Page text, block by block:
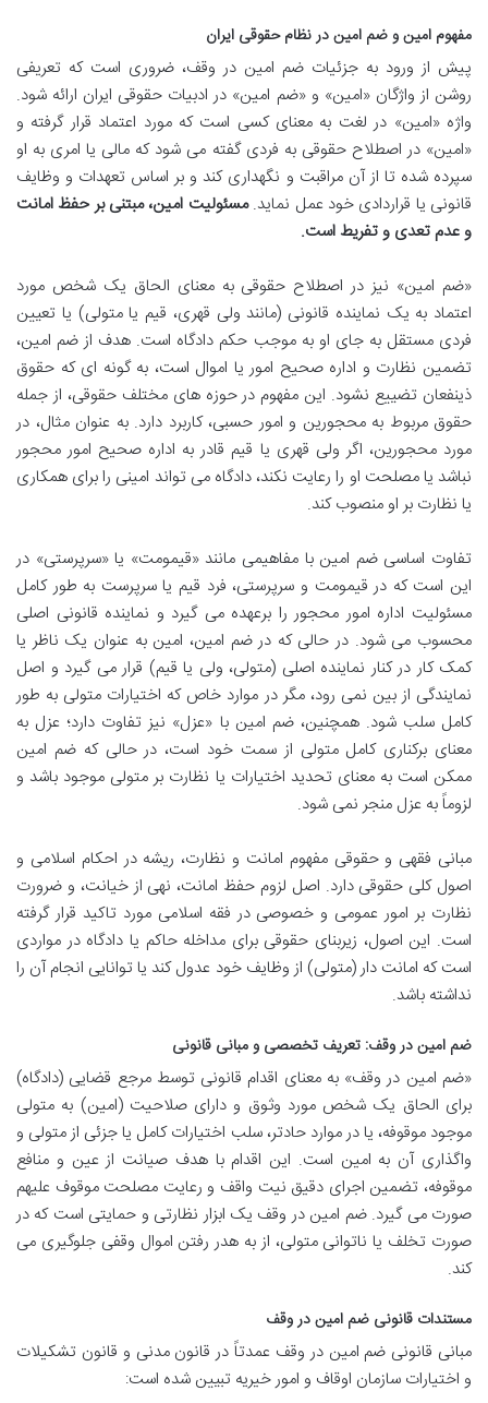
مفهوم امین و ضم امین در نظام حقوقی ایران
پیش از ورود به جزئیات ضم امین در وقف، ضروری است که تعریفی
روشن از واژگان «امین» و «ضم امین» در ادبیات حقوقی ایران ارائه شود.
واژه «امین» در لغت به معنای کسی است که مورد اعتماد قرار گرفته و
«امین» در اصطلاح حقوقی به فردی گفته می شود که مالی یا امری به او
سپرده شده تا از آن مراقبت و نگهداری کند و بر اساس تعهدات و وظایف
قانونی یا قراردادی خود عمل نماید.مسئولیت امین، مبتنی بر حفظ امانت
و عدم تعدی و تفریط است.
«ضم امین» نیز در اصطلاح حقوقی به معنای الحاق یک شخص مورد
اعتماد به یک نماینده قانونی (مانند ولی قهری، قیم یا متولی) یا تعیین
فردی مستقل به جای او به موجب حکم دادگاه است. هدف از ضم امین،
تضمین نظارت و اداره صحیح امور یا اموال است، به گونه ای که حقوق
ذینفعان تضییع نشود. این مفهوم در حوزه های مختلف حقوقی، از جمله
حقوق مربوط به محجورین و امور حسبی، کاربرد دارد. به عنوان مثال، در
مورد محجورین، اگر ولی قهری یا قیم قادر به اداره صحیح امور محجور
نباشد یا مصلحت او را رعایت نکند، دادگاه می تواند امینی را برای همکاری
یا نظارت بر او منصوب کند.
تفاوت اساسی ضم امین با مفاهیمی مانند «قیمومت» یا «سرپرستی» در
این است که در قیمومت و سرپرستی، فرد قیم یا سرپرست به طور کامل
مسئولیت اداره امور محجور را برعهده می گیرد و نماینده قانونی اصلی
محسوب می شود. در حالی که در ضم امین، امین به عنوان یک ناظر یا
کمک کار در کنار نماینده اصلی (متولی، ولی یا قیم) قرار می گیرد و اصل
نمایندگی از بین نمی رود، مگر در موارد خاص که اختیارات متولی به طور
کامل سلب شود. همچنین، ضم امین با «عزل» نیز تفاوت دارد؛ عزل به
معنای برکناری کامل متولی از سمت خود است، در حالی که ضم امین
ممکن است به معنای تحدید اختیارات یا نظارت بر متولی موجود باشد و
لزوماً به عزل منجر نمی شود.
مبانی فقهی و حقوقی مفهوم امانت و نظارت، ریشه در احکام اسلامی و
اصول کلی حقوقی دارد. اصل لزوم حفظ امانت، نهی از خیانت، و ضرورت
نظارت بر امور عمومی و خصوصی در فقه اسلامی مورد تاکید قرار گرفته
است. این اصول، زیربنای حقوقی برای مداخله حاکم یا دادگاه در مواردی
است که امانت دار (متولی) از وظایف خود عدول کند یا توانایی انجام آن را
نداشته باشد.
ضم امین در وقف: تعریف تخصصی و مبانی قانونی
«ضم امین در وقف» به معنای اقدام قانونی توسط مرجع قضایی (دادگاه)
برای الحاق یک شخص مورد وثوق و دارای صلاحیت (امین) به متولی
موجود موقوفه، یا در موارد حادتر، سلب اختیارات کامل یا جزئی از متولی و
واگذاری آن به امین است. این اقدام با هدف صیانت از عین و منافع
موقوفه، تضمین اجرای دقیق نیت واقف و رعایت مصلحت موقوف علیهم
صورت می گیرد. ضم امین در وقف یک ابزار نظارتی و حمایتی است که در
صورت تخلف یا ناتوانی متولی، از به هدر رفتن اموال وقفی جلوگیری می
کند.
مستندات قانونی ضم امین در وقف
مبانی قانونی ضم امین در وقف عمدتاً در قانون مدنی و قانون تشکیلات
و اختیارات سازمان اوقاف و امور خیریه تبیین شده است: